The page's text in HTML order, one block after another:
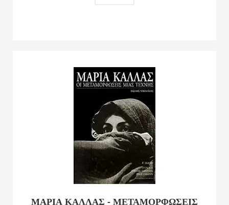
ΜΑΡΙΑ ΚΑΛΛΑΣ - ΜΕΤΑΜΟΡΦΩΣΕΙΣ